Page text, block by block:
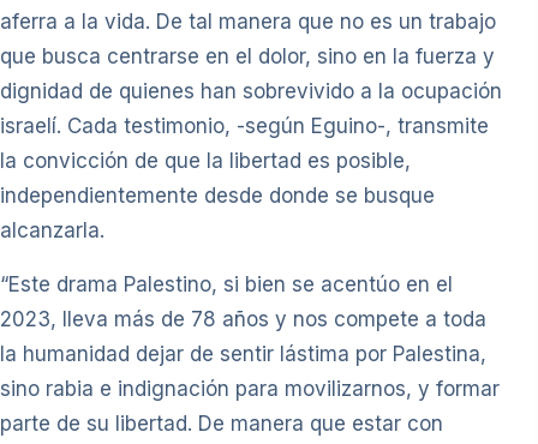
aferra a la vida. De tal manera que no es un trabajo
que busca centrarse en el dolor, sino en la fuerza y
dignidad de quienes han sobrevivido a la ocupación
israelí. Cada testimonio, -según Eguino-, transmite
la convicción de que la libertad es posible,
independientemente desde donde se busque
alcanzarla.
“Este drama Palestino, si bien se acentúo en el
2023, lleva más de 78 años y nos compete a toda
la humanidad dejar de sentir lástima por Palestina,
sino rabia e indignación para movilizarnos, y formar
parte de su libertad. De manera que estar con